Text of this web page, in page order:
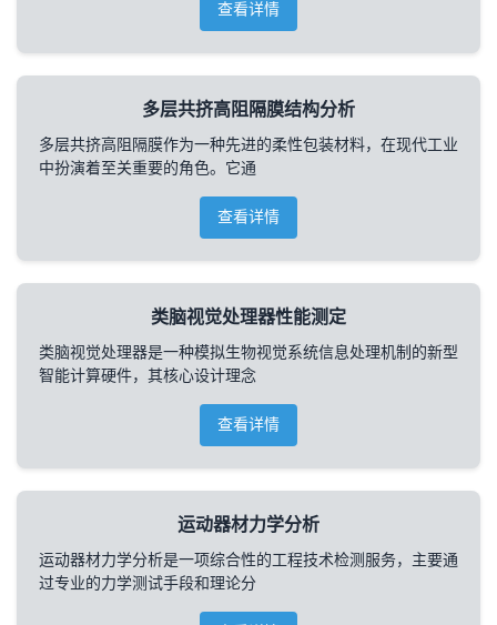
查看详情
多层共挤高阻隔膜结构分析
多层共挤高阻隔膜作为一种先进的柔性包装材料，在现代工业
中扮演着至关重要的角色。它通
查看详情
类脑视觉处理器性能测定
类脑视觉处理器是一种模拟生物视觉系统信息处理机制的新型
智能计算硬件，其核心设计理念
查看详情
运动器材力学分析
运动器材力学分析是一项综合性的工程技术检测服务，主要通
过专业的力学测试手段和理论分